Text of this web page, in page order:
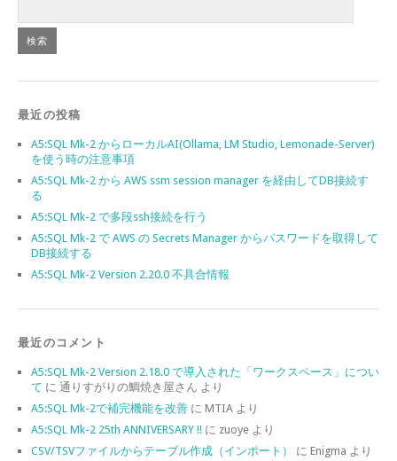
最近の投稿
A5:SQL Mk-2 からローカルAI(Ollama, LM Studio, Lemonade-Server)
を使う時の注意事項
A5:SQL Mk-2 から AWS ssm session manager を経由してDB接続す
る
A5:SQL Mk-2 で多段ssh接続を行う
A5:SQL Mk-2 で AWS の Secrets Manager からパスワードを取得して
DB接続する
A5:SQL Mk-2 Version 2.20.0 不具合情報
最近のコメント
A5:SQL Mk-2 Version 2.18.0 で導入された「ワークスペース」につい
て に 通りすがりの鯛焼き屋さん より
A5:SQL Mk-2で補完機能を改善 に MTIA より
A5:SQL Mk-2 25th ANNIVERSARY !! に zuoye より
CSV/TSVファイルからテーブル作成（インポート）
に Enigma より